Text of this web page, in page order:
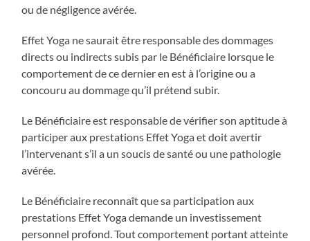
ou de négligence avérée.
Effet Yoga ne saurait être responsable des dommages
directs ou indirects subis par le Bénéficiaire lorsque le
comportement de ce dernier en est à l’origine ou a
concouru au dommage qu’il prétend subir.
Le Bénéficiaire est responsable de vérifier son aptitude à
participer aux prestations Effet Yoga et doit avertir
l’intervenant s’il a un soucis de santé ou une pathologie
avérée.
Le Bénéficiaire reconnaît que sa participation aux
prestations Effet Yoga demande un investissement
personnel profond. Tout comportement portant atteinte